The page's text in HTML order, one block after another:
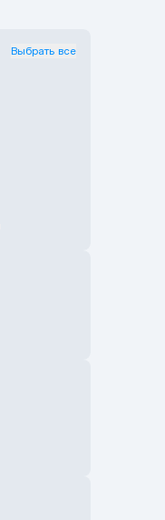
Выбрать все